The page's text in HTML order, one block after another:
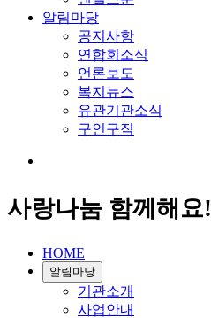
알림마당
공지사항
연합회소식
언론보도
복지뉴스
유관기관소식
구인구직
사랑나눔 함께해요!
HOME
알림마당
기관소개
사업안내